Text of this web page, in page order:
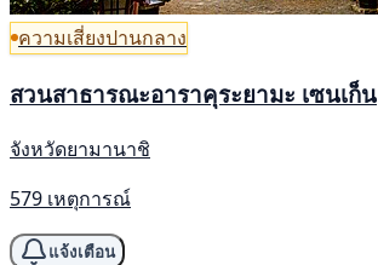
ความเสี่ยงปานกลาง
สวนสาธารณะอาราคุระยามะ เซนเก็น
จังหวัดยามานาชิ
579 เหตุการณ์
แจ้งเตือน